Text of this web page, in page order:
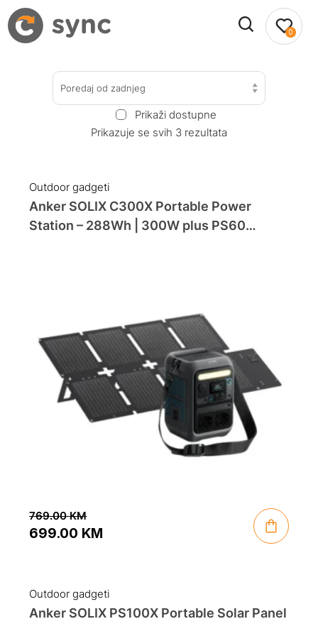
0
Poredaj od zadnjeg
Prikaži dostupne
Prikazuje se svih 3 rezultata
Outdoor gadgeti
Anker SOLIX C300X Portable Power
Station – 288Wh | 300W plus PS60
769.00KM
was:
769.00 KM.
699.00 KM
is:
699.00 KM.
Outdoor gadgeti
Anker SOLIX PS100X Portable Solar Panel